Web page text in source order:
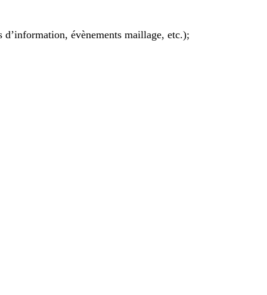
évènements maillage, etc.);